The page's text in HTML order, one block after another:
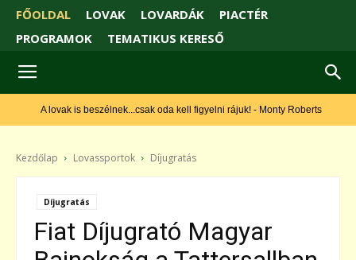
FŐOLDAL LOVAK LOVARDÁK
PIACTÉR
PROGRAMOK
TEMATIKUS KERESŐ
A lovak is beszélnek...csak oda kell figyelni rájuk! - Monty Roberts
Kezdőlap Lovassportok Díjugratás
Díjugratás
Fiat Díjugrató Magyar